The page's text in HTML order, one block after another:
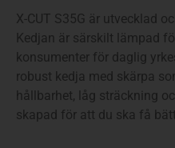
X-CUT S35G är utvecklad
Kedjan är särskilt lämpad
konsumenter för daglig
robust kedja med skärpa
hållbarhet, låg sträckning
skapad för att du ska få